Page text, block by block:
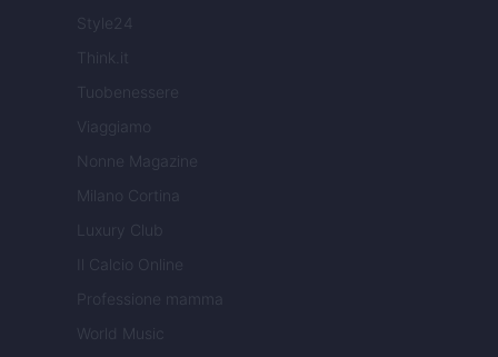
Style24
Think.it
Tuobenessere
Viaggiamo
Nonne Magazine
Milano Cortina
Luxury Club
Il Calcio Online
Professione mamma
World Music